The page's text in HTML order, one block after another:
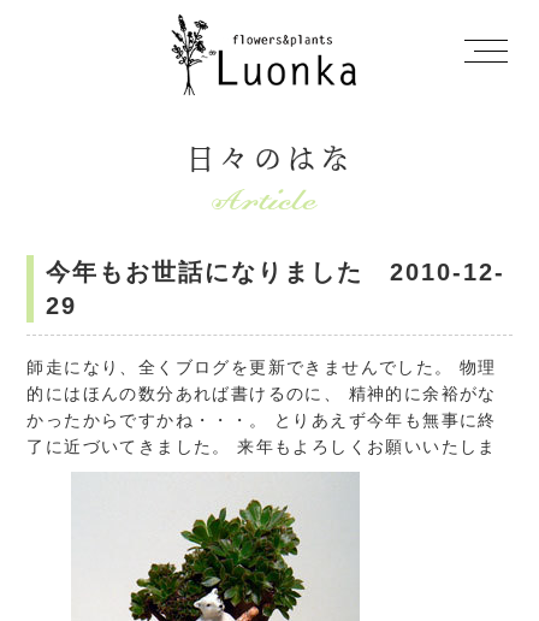
日々のはな
今年もお世話になりました 2010-12-
29
師走になり、全くブログを更新できませんでした。 物理
的にはほんの数分あれば書けるのに、 精神的に余裕がな
かったからですかね・・・。 とりあえず今年も無事に終
了に近づいてきました。 来年もよろしくお願いいたしま